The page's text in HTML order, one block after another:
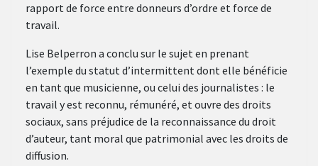
rapport de force entre donneurs d’ordre et force de
travail.
Lise Belperron a conclu sur le sujet en prenant
l’exemple du statut d’intermittent dont elle bénéficie
en tant que musicienne, ou celui des journalistes : le
travail y est reconnu, rémunéré, et ouvre des droits
sociaux, sans préjudice de la reconnaissance du droit
d’auteur, tant moral que patrimonial avec les droits de
diffusion.